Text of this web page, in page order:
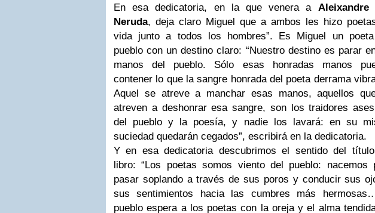
En esa dedicatoria, en la que venera a Aleixandre
Neruda, deja claro Miguel que a ambos les hizo
vida junto a todos los hombres”. Es Miguel un
pueblo con un destino claro: “Nuestro destino es parar
manos del pueblo. Sólo esas honradas manos
contener lo que la sangre honrada del poeta derrama
Aquel se atreve a manchar esas manos, aquellos
atreven a deshonrar esa sangre, son los traidores
del pueblo y la poesía, y nadie los lavará: en su
suciedad quedarán cegados”, escribirá en la dedicatoria.
Y en esa dedicatoria descubrimos el sentido del
libro: “Los poetas somos viento del pueblo: nacemos
pasar soplando a través de sus poros y conducir sus
sus sentimientos hacia las cumbres más
pueblo espera a los poetas con la oreja y el alma